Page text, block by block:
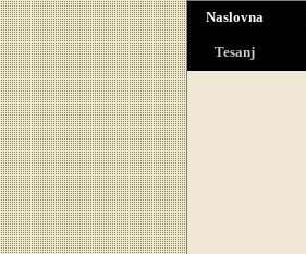
Naslovna
Tesanj